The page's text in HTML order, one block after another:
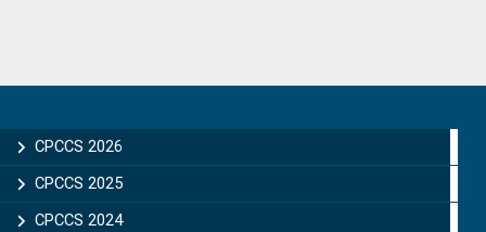
Sidebar
CPCCS 2026
CPCCS 2025
CPCCS 2024